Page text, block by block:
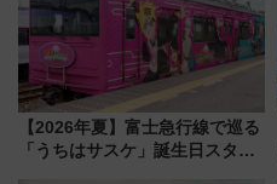
【2026年夏】富士急行線で巡る
「うちはサスケ」誕生日スタン